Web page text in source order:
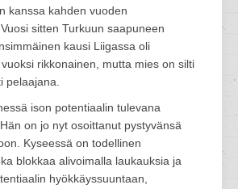
kanssa kahden vuoden
sitten Turkuun saapuneen
kausi Liigassa oli
rikkonainen, mutta mies on silti
pelaajana.
ison potentiaalin tulevana
on jo nyt osoittanut pystyvänsä
Kyseessä on todellinen
blokkaa alivoimalla laukauksia ja
hyökkäyssuuntaan,